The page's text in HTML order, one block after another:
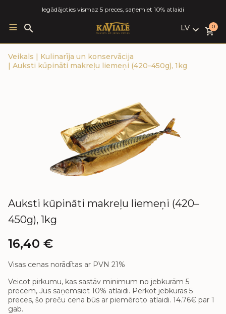
Iegādājoties vismaz 5 preces, saņemiet 10% atlaidi
Search
for:
LV
LV
0
Veikals | Kulinarīja un konservācija
| Auksti kūpināti makreļu liemeņi (420–450g), 1kg
Auksti kūpināti makreļu liemeņi (420–
450g), 1kg
16,40 €
Visas cenas norādītas ar PVN 21%
Veicot pirkumu, kas sastāv minimum no jebkurām 5
precēm, Jūs saņemsiet 10% atlaidi. Pērkot jebkuras 5
preces, šo preču cena būs ar piemēroto atlaidi. 14.76€ par 1
gab.